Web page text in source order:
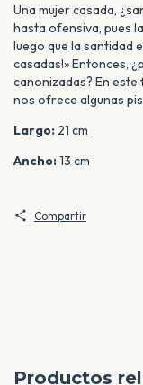
Una mujer casada,
hasta ofensiva, pues
luego que la santidad
casadas!» Entonces,
canonizadas? En
nos ofrece algunas
Largo: 21 cm
Ancho:13 cm
Compartir
Productos